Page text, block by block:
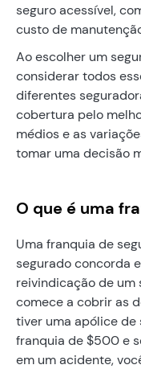
seguro acessível,
custo de
Ao escolher um
considerar todos
diferentes
cobertura pelo
médios e as
tomar uma decisão
O que é uma
Uma franquia de
segurado concorda
reivindicação de um
comece a cobrir as
tiver uma apólice de
franquia de $500 e
em um acidente,